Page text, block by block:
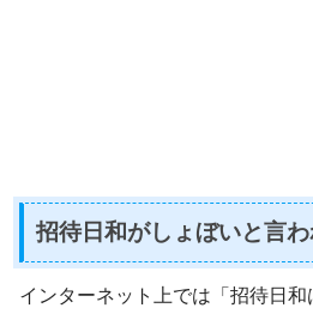
招待日和がしょぼいと言
インターネット上では「招待日